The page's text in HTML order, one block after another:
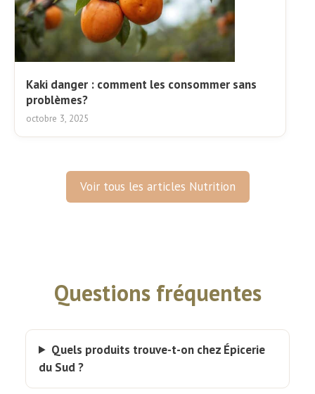
Kaki danger : comment les consommer sans
problèmes?
octobre 3, 2025
Voir tous les articles Nutrition
Questions fréquentes
Quels produits trouve-t-on chez Épicerie
du Sud ?